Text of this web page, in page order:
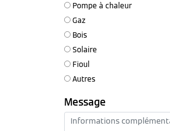
Pompe à chaleur
Gaz
Bois
Solaire
Fioul
Autres
Message